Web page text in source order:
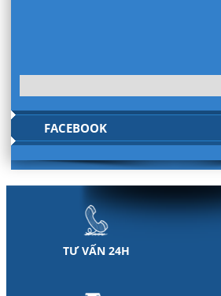
FACEBOOK
TƯ VẤN 24H